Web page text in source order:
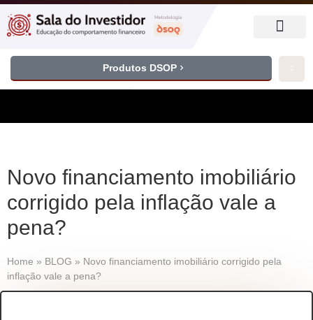
Produtos DSOP
Novo financiamento imobiliário
corrigido pela inflação vale a
pena?
Home » BLOG » Novo financiamento imobiliário corrigido pela
inflação vale a pena?